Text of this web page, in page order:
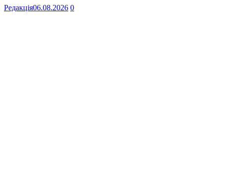
Редакція06.08.2026 0